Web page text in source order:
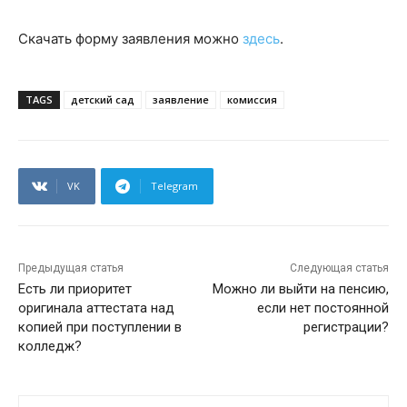
Скачать форму заявления можно здесь.
TAGS детский сад заявление комиссия
VK Telegram
Предыдущая статья
Есть ли приоритет
оригинала аттестата над
копией при поступлении в
колледж?
Следующая статья
Можно ли выйти на пенсию,
если нет постоянной
регистрации?